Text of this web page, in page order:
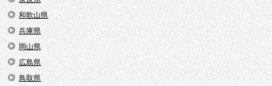
和歌山県
兵庫県
岡山県
広島県
鳥取県